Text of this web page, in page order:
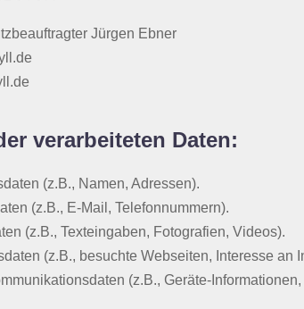
Jürgen Ebner
verarbeiteten Daten:
(z.B., Namen, Adressen).
(z.B., E-Mail, Telefonnummern).
(z.B., Texteingaben, Fotografien, Videos).
(z.B., besuchte Webseiten, Interesse an
(z.B., Geräte-